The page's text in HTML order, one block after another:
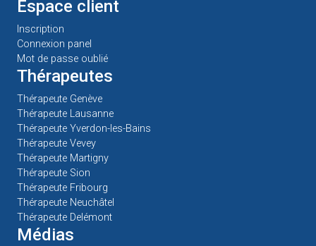
Espace client
Inscription
Connexion panel
Mot de passe oublié
Thérapeutes
Thérapeute Genève
Thérapeute Lausanne
Thérapeute Yverdon-les-Bains
Thérapeute Vevey
Thérapeute Martigny
Thérapeute Sion
Thérapeute Fribourg
Thérapeute Neuchâtel
Thérapeute Delémont
Médias